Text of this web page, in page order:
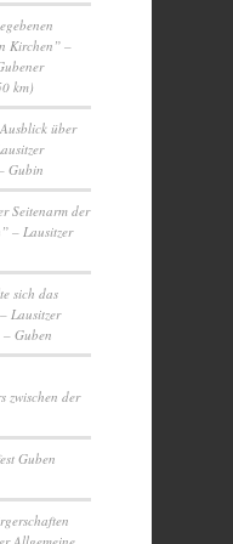
Kirchen” –
km)
über
Gubin
Seitenarm der
– Lausitzer
sich das
Lausitzer
– Guben
zwischen der
Guben